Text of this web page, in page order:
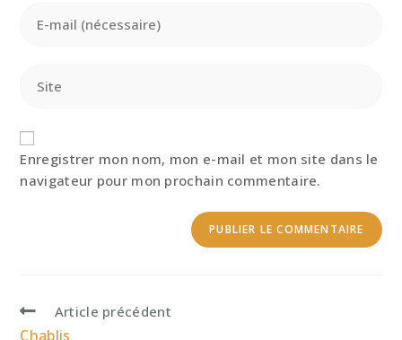
username
your
l’URL
votre
site
(facultatif)
Enregistrer mon nom, mon e-mail et mon site dans le
navigateur pour mon prochain commentaire.
Read
more
Article précédent
Chablis